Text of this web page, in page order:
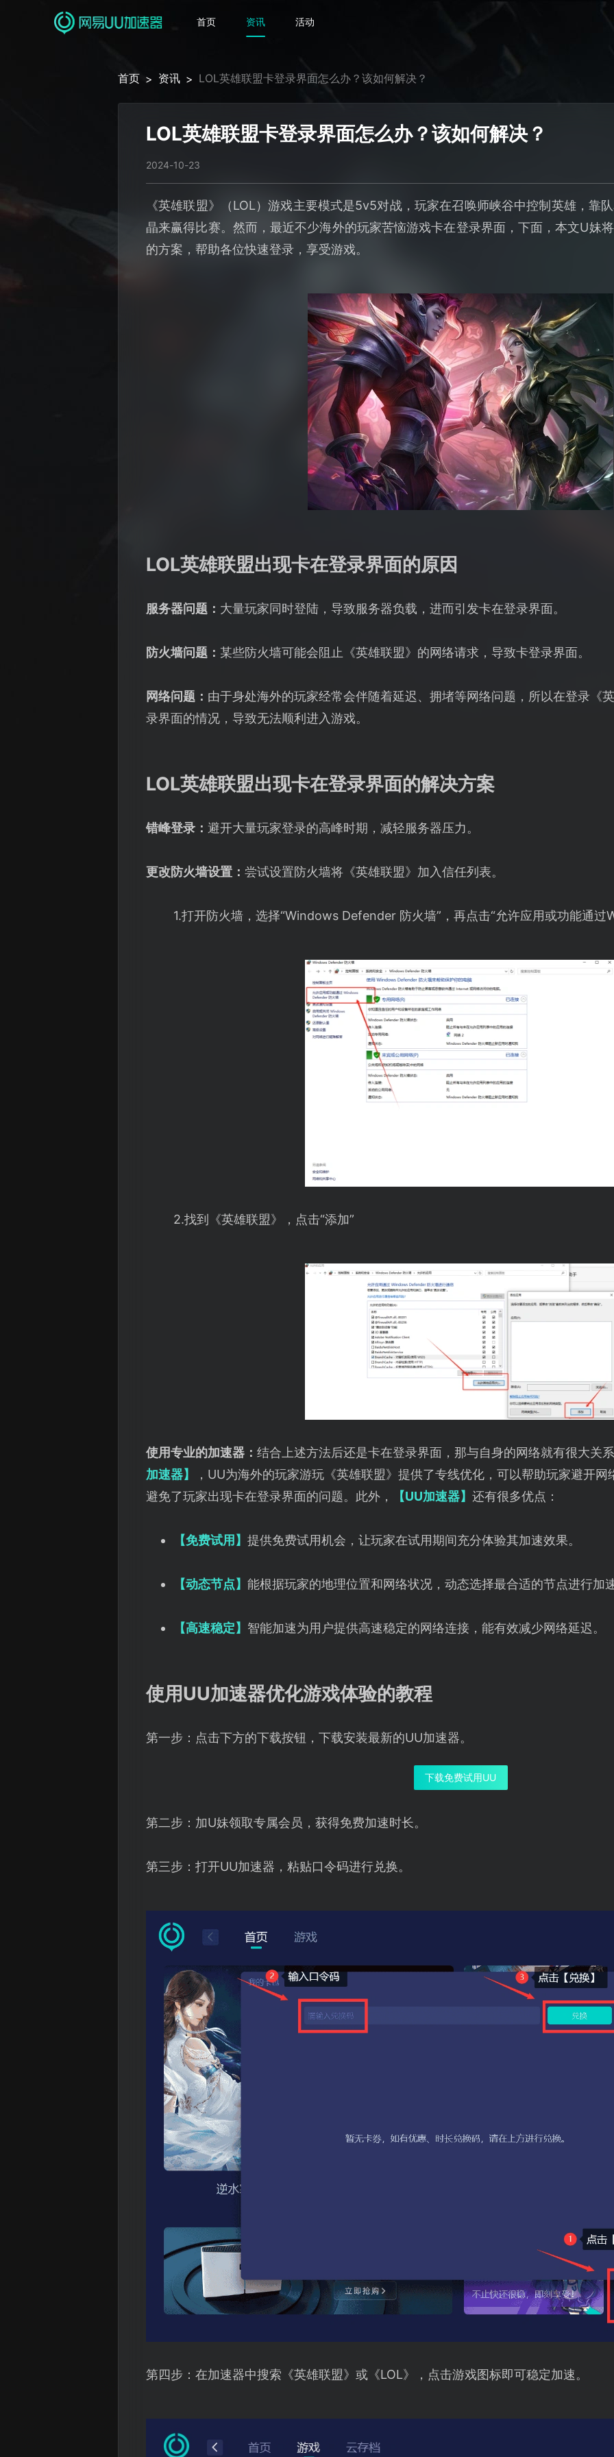
首页 资讯 活动
首页 > 资讯 > LOL英雄联盟卡登录界面怎么办？该如何解决？
LOL英雄联盟卡登录界面怎么办？该如何解决？
2024-10-23
《英雄联盟》（LOL）游戏主要模式是5v5对战，玩家在召唤师峡谷中控制英雄，靠
晶来赢得比赛。然而，最近不少海外的玩家苦恼游戏卡在登录界面，下面，本文U妹
的方案，帮助各位快速登录，享受游戏。
LOL英雄联盟出现卡在登录界面的原因
服务器问题： 大量玩家同时登陆，导致服务器负载，进而引发卡在登录界面。
防火墙问题： 某些防火墙可能会阻止《英雄联盟》的网络请求，导致卡登录界面。
网络问题： 由于身处海外的玩家经常会伴随着延迟、拥堵等网络问题，所以在登录《
录界面的情况，导致无法顺利进入游戏。
LOL英雄联盟出现卡在登录界面的解决方案
错峰登录： 避开大量玩家登录的高峰时期，减轻服务器压力。
更改防火墙设置： 尝试设置防火墙将《英雄联盟》加入信任列表。
1.打开防火墙，选择“Windows Defender 防火墙”，再点击“允许应用或功能通
2.找到《英雄联盟》，点击“添加”
使用专业的加速器： 结合上述方法后还是卡在登录界面，那与自身的网络就有很大关
加速器】
，UU为海外的玩家游玩《英雄联盟》提供了专线优化，可以帮助玩家避开
避免了玩家出现卡在登录界面的问题。此外，
【UU加速器】 还有很多优点：
【免费试用】 提供免费试用机会，让玩家在试用期间充分体验其加速效果。
【动态节点】 能根据玩家的地理位置和网络状况，动态选择最合适的节点进行加
【高速稳定】 智能加速为用户提供高速稳定的网络连接，能有效减少网络延迟。
使用UU加速器优化游戏体验的教程
第一步：点击下方的下载按钮，下载安装最新的UU加速器。
下载免费试用UU
第二步：加U妹领取专属会员，获得免费加速时长。
第三步：打开UU加速器，粘贴口令码进行兑换。
第四步：在加速器中搜索《英雄联盟》或《LOL》，点击游戏图标即可稳定加速。